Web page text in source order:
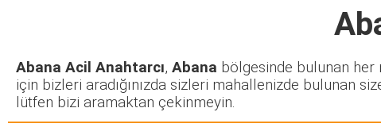
Abana Acil Anahtarcı, Abana bölgesinde bulunan
için bizleri aradığınızda sizleri mahallenizde bulunan
lütfen bizi aramaktan çekinmeyin.